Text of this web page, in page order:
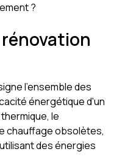
?
l'ensemble des
énergétique d'un
le
chauffage obsolètes,
des énergies